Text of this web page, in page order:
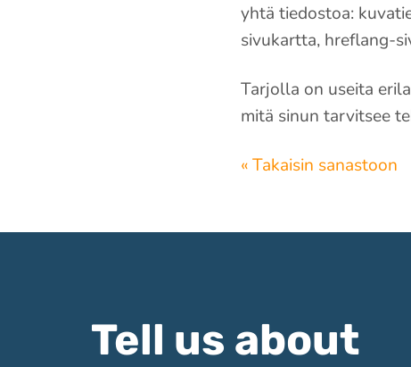
yhtä tiedostoa:
sivukartta, hreflang-
Tarjolla on useita
mitä sinun tarvitsee
« Takaisin sanastoon
Tell us about